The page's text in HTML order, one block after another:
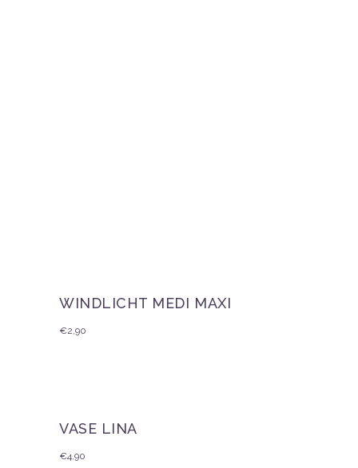
WINDLICHT MEDI MAXI
€2,90
VASE LINA
€4,90